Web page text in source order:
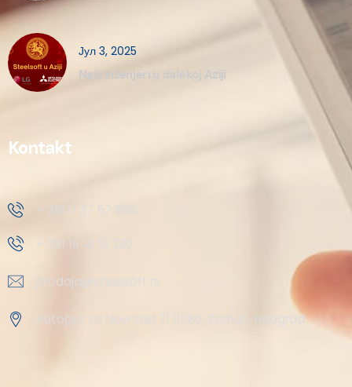
Јул 3, 2025
Naši inženjeri u dalekoj Aziji
Kontakt
+ 381 11 37 57 555
+ 381 18 41 51 230
prodaja@steelsoft.rs
Autoput za Novi Sad 71 11080, Zemun-Beograd